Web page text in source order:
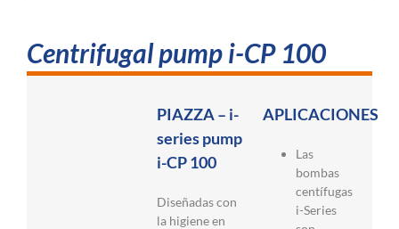
Centrifugal pump i-CP 100
PIAZZA – i-
series pump
i-CP 100
Diseñadas con
la higiene en
APLICACIONES
Las
bombas
centífugas
i-Series